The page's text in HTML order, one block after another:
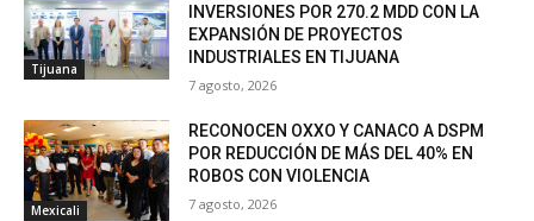
Tijuana
INVERSIONES POR 270.2 MDD CON LA
EXPANSIÓN DE PROYECTOS
INDUSTRIALES EN TIJUANA
7 agosto, 2026
Mexicali
RECONOCEN OXXO Y CANACO A DSPM
POR REDUCCIÓN DE MÁS DEL 40% EN
ROBOS CON VIOLENCIA
7 agosto, 2026